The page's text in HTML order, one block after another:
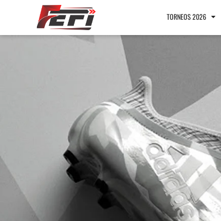
TORNEOS 2026